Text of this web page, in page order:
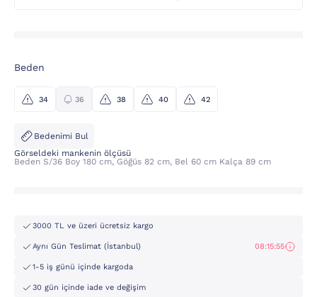
Beden
34 36 38 40 42
Bedenimi Bul
Görseldeki mankenin ölçüsü
Beden S/36 Boy 180 cm, Göğüs 82 cm, Bel 60 cm Kalça 89 cm
3000 TL ve üzeri ücretsiz kargo
Aynı Gün Teslimat (İstanbul) 08:15:55
1-5 iş günü içinde kargoda
30 gün içinde iade ve değişim